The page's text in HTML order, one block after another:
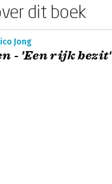
dit boek
Jong
- 'Een rijk bezit'